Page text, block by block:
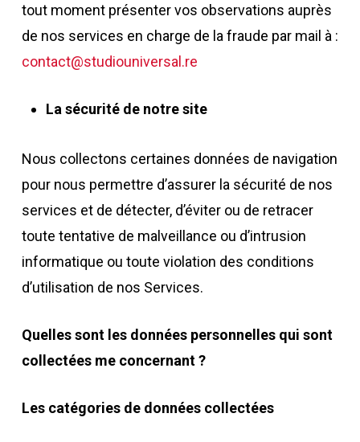
tout moment présenter vos observations auprès
de nos services en charge de la fraude par mail à :
contact@studiouniversal.re
La sécurité de notre site
Nous collectons certaines données de navigation
pour nous permettre d’assurer la sécurité de nos
services et de détecter, d’éviter ou de retracer
toute tentative de malveillance ou d’intrusion
informatique ou toute violation des conditions
d’utilisation de nos Services.
Quelles sont les données personnelles qui sont
collectées me concernant ?
Les catégories de données collectées